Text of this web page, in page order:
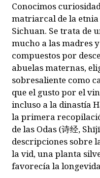
Conocimos
matriarcal de la etnia
Sichuan. Se trata de
mucho a las madres
compuestos por
abuelas maternas,
sobresaliente como
que el gusto por el
incluso a la dinastía
la primera
de las Odas (诗经,
descripciones sobre
la vid, una planta
favorecía la